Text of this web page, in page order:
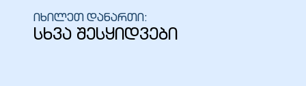
იხილეთ დანართი:
სხვა შესყიდვები